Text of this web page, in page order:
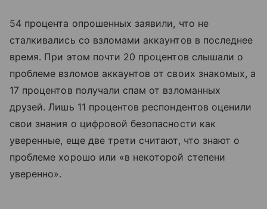
54 процента опрошенных заявили, что не
сталкивались со взломами аккаунтов в последнее
время. При этом почти 20 процентов слышали о
проблеме взломов аккаунтов от своих знакомых, а
17 процентов получали спам от взломанных
друзей. Лишь 11 процентов респондентов оценили
свои знания о цифровой безопасности как
уверенные, еще две трети считают, что знают о
проблеме хорошо или «в некоторой степени
уверенно».